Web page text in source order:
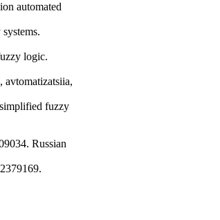
automated
logic.
fuzzy
Russian